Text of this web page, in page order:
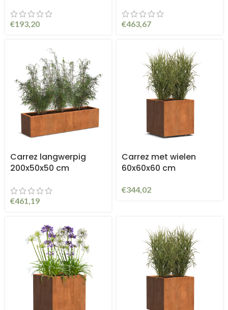
€193,20 €463,67
Carrez langwerpig
200x50x50 cm
€461,19
Carrez met wielen
60x60x60 cm
€344,02